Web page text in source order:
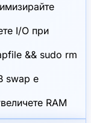
I/O при
&& sudo rm
swap е
RAM